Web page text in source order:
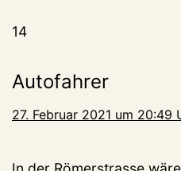
14
Autofahrer
27. Februar 2021 um 20:49